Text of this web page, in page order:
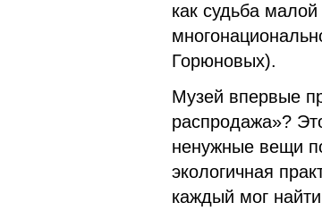
как судьба
Горюновых).
Музей впервые
распродажа»?
ненужные вещи
экологичная
каждый мог